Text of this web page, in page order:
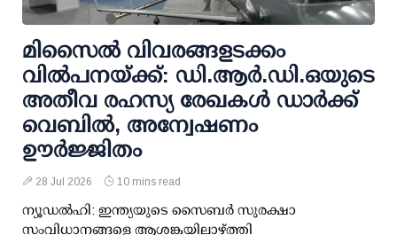
മിസൈല്‍ വിവരങ്ങളടക്കം
വില്‍പനയ്ക്ക്: ഡി.ആര്‍.ഡി.ഒയുടെ
അതീവ രഹസ്യ രേഖകള്‍ ഡാര്‍ക്ക്
വെബില്‍, അന്വേഷണം
ഊര്‍ജ്ജിതം
28 Jul 2026 10 mins read
ന്യൂഡല്‍ഹി: ഇന്ത്യയുടെ സൈബര്‍ സുരക്ഷാ
സംവിധാനങ്ങളെ ആശങ്കയിലാഴ്ത്തി